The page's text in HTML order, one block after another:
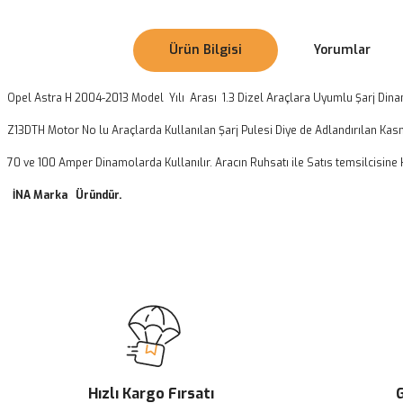
Ürün Bilgisi Yorumlar
Opel Astra H 2004-2013 Model Yılı Arası 1.3 Dizel Araçlara Uyumlu Şarj
Z13DTH Motor No lu Araçlarda Kullanılan Şarj Pulesi Diye de Adlandırılan
70 ve 100 Amper Dinamolarda Kullanılır. Aracın Ruhsatı ile Satıs temsilcisine
İNA Marka Üründür.
Ürün açıklamasında eksik bilgiler bulunuyor.
Ürün bilgilerinde hatalar bulunuyor.
Ürün fiyatı diğer sitelerden daha pahalı.
Bu ürüne benzer farklı alternatifler olmalı.
Hızlı Kargo Fırsatı